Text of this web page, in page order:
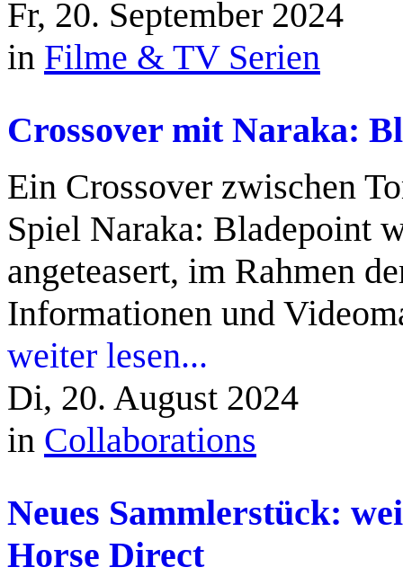
Fr, 20. September 2024
in Filme & TV Serien
Crossover mit Naraka:
Ein Crossover zwischen
Spiel Naraka: Bladepoint
angeteasert, im Rahmen
Informationen und
weiter lesen...
Di, 20. August 2024
in Collaborations
Neues Sammlerstück:
Horse Direct